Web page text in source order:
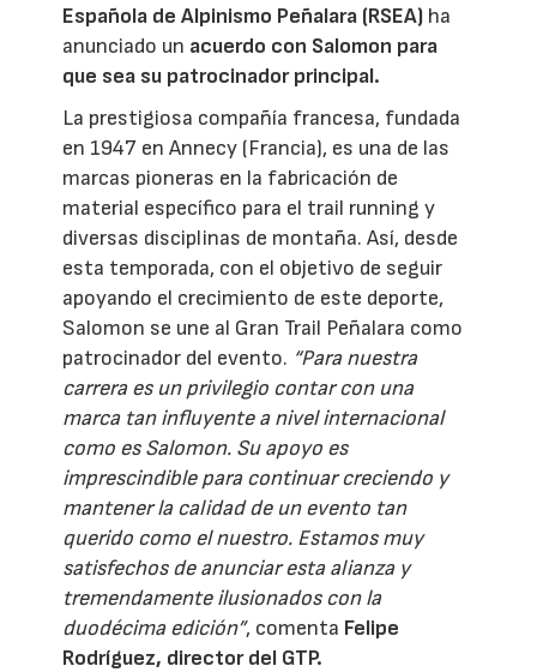
Española de Alpinismo Peñalara (RSEA) ha
anunciado un acuerdo con Salomon para
que sea su patrocinador principal.
La prestigiosa compañía francesa, fundada
en 1947 en Annecy (Francia), es una de las
marcas pioneras en la fabricación de
material específico para el trail running y
diversas disciplinas de montaña. Así, desde
esta temporada, con el objetivo de seguir
apoyando el crecimiento de este deporte,
Salomon se une al Gran Trail Peñalara como
patrocinador del evento. “Para nuestra
carrera es un privilegio contar con una
marca tan influyente a nivel internacional
como es Salomon. Su apoyo es
imprescindible para continuar creciendo y
mantener la calidad de un evento tan
querido como el nuestro. Estamos muy
satisfechos de anunciar esta alianza y
tremendamente ilusionados con la
duodécima edición”, comenta Felipe
Rodríguez, director del GTP.